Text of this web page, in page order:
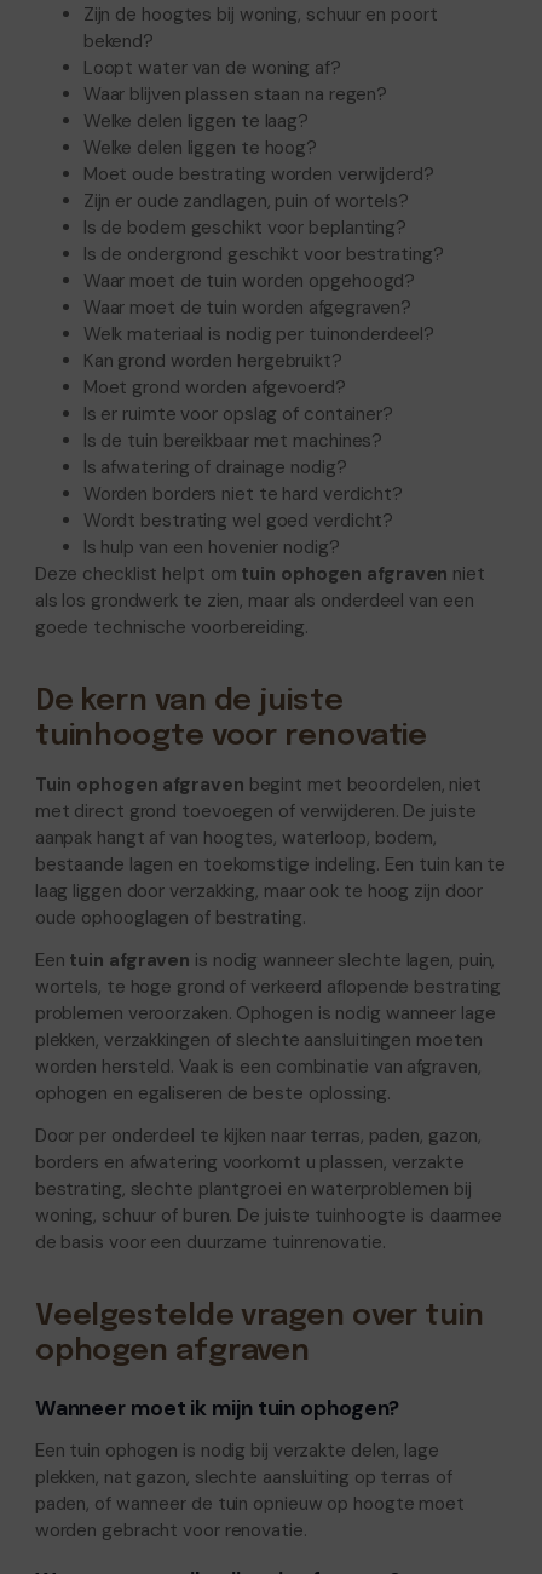
Zijn de hoogtes bij woning, schuur en poort
bekend?
Loopt water van de woning af?
Waar blijven plassen staan na regen?
Welke delen liggen te laag?
Welke delen liggen te hoog?
Moet oude bestrating worden verwijderd?
Zijn er oude zandlagen, puin of wortels?
Is de bodem geschikt voor beplanting?
Is de ondergrond geschikt voor bestrating?
Waar moet de tuin worden opgehoogd?
Waar moet de tuin worden afgegraven?
Welk materiaal is nodig per tuinonderdeel?
Kan grond worden hergebruikt?
Moet grond worden afgevoerd?
Is er ruimte voor opslag of container?
Is de tuin bereikbaar met machines?
Is afwatering of drainage nodig?
Worden borders niet te hard verdicht?
Wordt bestrating wel goed verdicht?
Is hulp van een hovenier nodig?
Deze checklist helpt om tuin ophogen afgraven niet
als los grondwerk te zien, maar als onderdeel van een
goede technische voorbereiding.
De kern van de juiste
tuinhoogte voor renovatie
Tuin ophogen afgraven begint met beoordelen, niet
met direct grond toevoegen of verwijderen. De juiste
aanpak hangt af van hoogtes, waterloop, bodem,
bestaande lagen en toekomstige indeling. Een tuin kan te
laag liggen door verzakking, maar ook te hoog zijn door
oude ophooglagen of bestrating.
Een tuin afgraven is nodig wanneer slechte lagen, puin,
wortels, te hoge grond of verkeerd aflopende bestrating
problemen veroorzaken. Ophogen is nodig wanneer lage
plekken, verzakkingen of slechte aansluitingen moeten
worden hersteld. Vaak is een combinatie van afgraven,
ophogen en egaliseren de beste oplossing.
Door per onderdeel te kijken naar terras, paden, gazon,
borders en afwatering voorkomt u plassen, verzakte
bestrating, slechte plantgroei en waterproblemen bij
woning, schuur of buren. De juiste tuinhoogte is daarmee
de basis voor een duurzame tuinrenovatie.
Veelgestelde vragen over tuin
ophogen afgraven
Wanneer moet ik mijn tuin ophogen?
Een tuin ophogen is nodig bij verzakte delen, lage
plekken, nat gazon, slechte aansluiting op terras of
paden, of wanneer de tuin opnieuw op hoogte moet
worden gebracht voor renovatie.